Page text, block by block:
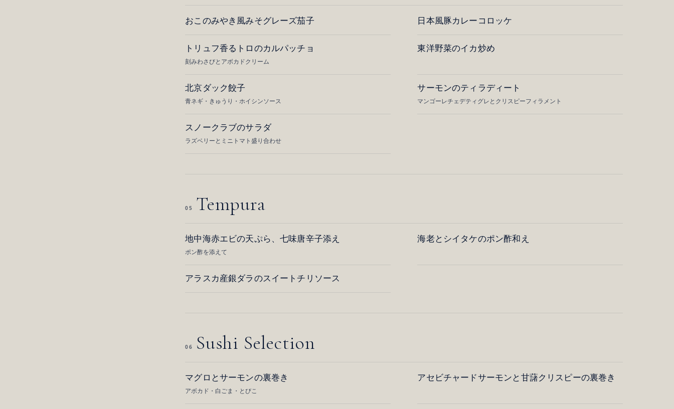
おこのみやき風みそグレーズ茄子 日本風豚カレーコロッケ
トリュフ香るトロのカルパッチョ
刻みわさびとアボカドクリーム
東洋野菜のイカ炒め
北京ダック餃子
青ネギ・きゅうり・ホイシンソース
サーモンのティラディート
マンゴーレチェデティグレとクリスピーフィラメント
スノークラブのサラダ
ラズベリーとミニトマト盛り合わせ
05 Tempura
地中海赤エビの天ぷら、七味唐辛子添え
ポン酢を添えて
海老とシイタケのポン酢和え
アラスカ産銀ダラのスイートチリソース
06 Sushi Selection
マグロとサーモンの裏巻き
アボカド・白ごま・とびこ
アセビチャードサーモンと甘藷クリスピーの裏巻き